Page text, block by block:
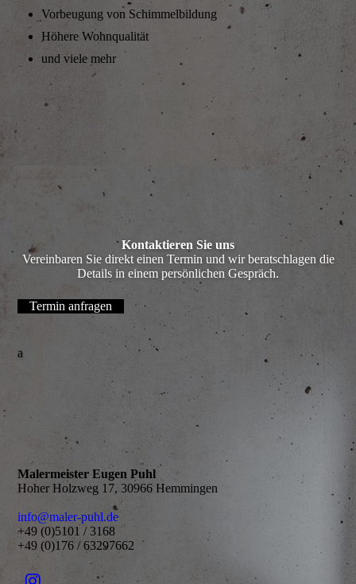
Vorbeugung von Schimmelbildung
Höhere Wohnqualität
und viele mehr
Kontaktieren Sie uns
Vereinbaren Sie direkt einen Termin und wir beratschlagen die
Details in einem persönlichen Gespräch.
Termin anfragen
a
Malermeister Eugen Puhl
Hoher Holzweg 17, 30966 Hemmingen
info@maler-puhl.de
+49 (0)5101 / 3168
+49 (0)176 / 63297662